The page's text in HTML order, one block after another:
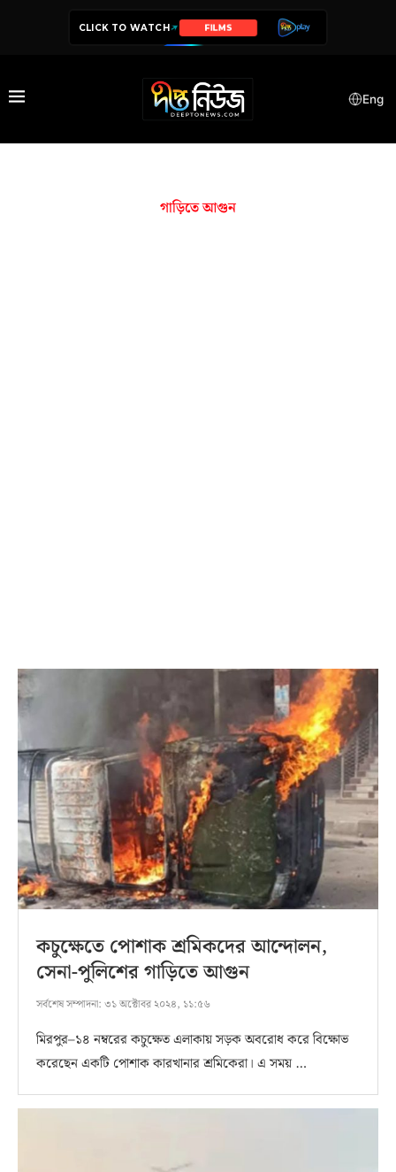
CLICK TO WATCH FILMS
Eng
গাড়িতে আগুন
কচুক্ষেতে পোশাক শ্রমিকদের আন্দোলন,
সেনা-পুলিশের গাড়িতে আগুন
সর্বশেষ সম্পাদনা: ৩১ অক্টোবর ২০২৪, ১১:৫৬
মিরপুর–১৪ নম্বরের কচুক্ষেত এলাকায় সড়ক অবরোধ করে বিক্ষোভ
করেছেন একটি পোশাক কারখানার শ্রমিকেরা। এ সময় …